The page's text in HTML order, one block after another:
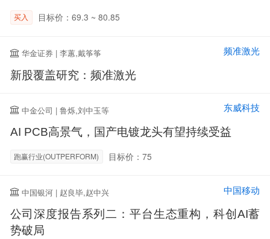
买入 目标价：69.3 ~ 80.85
华金证券 | 李蕙,戴筝筝 频准激光
新股覆盖研究：频准激光
中金公司 | 鲁烁,刘中玉等 东威科技
AI PCB高景气，国产电镀龙头有望持续受益
跑赢行业(OUTPERFORM) 目标价：75
中国银河 | 赵良毕,赵中兴 中国移动
公司深度报告系列二：平台生态重构，科创AI蓄
势破局